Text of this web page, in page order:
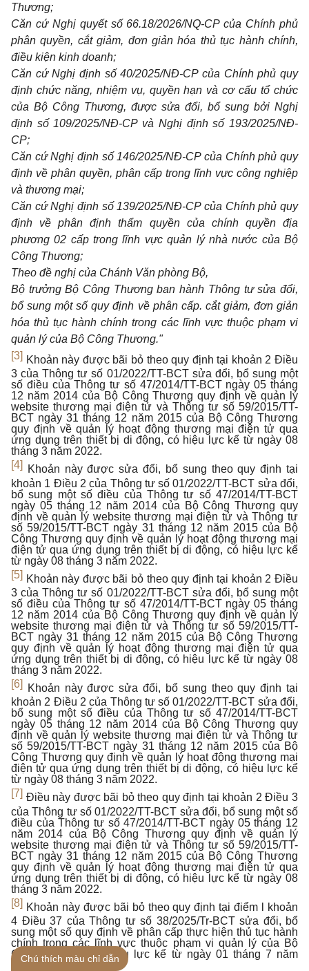
Thương;
Căn cứ Nghị quyết số 66.18/2026/NQ-CP của Chính phủ
phân quyền, cắt giảm, đơn giản hóa thủ tục hành chính,
điều kiện kinh doanh;
Căn cứ Nghị định số 40/2025/NĐ-CP của Chính phủ quy
định chức năng, nhiệm vụ, quyền hạn và cơ cấu tổ chức
của Bộ Công Thương, được sửa đổi, bổ sung bởi Nghị
định số 109/2025/NĐ-CP và Nghị định số 193/2025/NĐ-
CP;
Căn cứ Nghị định số 146/2025/NĐ-CP của Chính phủ quy
định về phân quyền, phân cấp trong lĩnh vực công nghiệp
và thương mại;
Căn cứ Nghị định số 139/2025/NĐ-CP của Chính phủ quy
định về phân định thẩm quyền của chính quyền địa
phương 02 cấp trong lĩnh vực quản lý nhà nước của Bộ
Công Thương;
Theo đề nghị của Chánh Văn phòng Bộ,
Bộ trưởng Bộ Công Thương ban hành Thông tư sửa đổi,
bổ sung một số quy định về phân cấp. cắt giảm, đơn giản
hóa thủ tục hành chính trong các lĩnh vực thuộc phạm vi
quản lý của Bộ Công Thương."
[3] Khoản này được bãi bỏ theo quy định tại khoản 2 Điều
3 của Thông tư số 01/2022/TT-BCT sửa đổi, bổ sung một
số điều của Thông tư số 47/2014/TT-BCT ngày 05 tháng
12 năm 2014 của Bộ Công Thương quy định về quản lý
website thương mại điện tử và Thông tư số 59/2015/TT-
BCT ngày 31 tháng 12 năm 2015 của Bộ Công Thương
quy định về quản lý hoạt động thương mại điện tử qua
ứng dụng trên thiết bị di động, có hiệu lực kể từ ngày 08
tháng 3 năm 2022.
[4]
Khoản này được sửa đổi, bổ sung theo quy định tại
khoản 1 Điều 2 của Thông tư số 01/2022/TT-BCT sửa đổi,
bổ sung một số điều của Thông tư số 47/2014/TT-BCT
ngày 05 tháng 12 năm 2014 của Bộ Công Thương quy
định về quản lý website thương mại điện tử và Thông tư
số 59/2015/TT-BCT ngày 31 tháng 12 năm 2015 của Bộ
Công Thương quy định về quản lý hoạt động thương mại
điện tử qua ứng dụng trên thiết bị di động, có hiệu lực kể
từ ngày 08 tháng 3 năm 2022.
[5] Khoản này được bãi bỏ theo quy định tại khoản 2 Điều
3 của Thông tư số 01/2022/TT-BCT sửa đổi, bổ sung một
số điều của Thông tư số 47/2014/TT-BCT ngày 05 tháng
12 năm 2014 của Bộ Công Thương quy định về quản lý
website thương mại điện tử và Thông tư số 59/2015/TT-
BCT ngày 31 tháng 12 năm 2015 của Bộ Công Thương
quy định về quản lý hoạt động thương mại điện tử qua
ứng dụng trên thiết bị di động, có hiệu lực kể từ ngày 08
tháng 3 năm 2022.
[6]
Khoản này được sửa đổi, bổ sung theo quy định tại
khoản 2 Điều 2 của Thông tư số 01/2022/TT-BCT sửa đổi,
bổ sung một số điều của Thông tư số 47/2014/TT-BCT
ngày 05 tháng 12 năm 2014 của Bộ Công Thương quy
định về quản lý website thương mại điện tử và Thông tư
số 59/2015/TT-BCT ngày 31 tháng 12 năm 2015 của Bộ
Công Thương quy định về quản lý hoạt động thương mại
điện tử qua ứng dụng trên thiết bị di động, có hiệu lực kể
từ ngày 08 tháng 3 năm 2022.
[7] Điều này được bãi bỏ theo quy định tại khoản 2 Điều 3
của Thông tư số 01/2022/TT-BCT sửa đổi, bổ sung một số
điều của Thông tư số 47/2014/TT-BCT ngày 05 tháng 12
năm 2014 của Bộ Công Thương quy định về quản lý
website thương mại điện tử và Thông tư số 59/2015/TT-
BCT ngày 31 tháng 12 năm 2015 của Bộ Công Thương
quy định về quản lý hoạt động thương mại điện tử qua
ứng dụng trên thiết bị di động, có hiệu lực kể từ ngày 08
tháng 3 năm 2022.
[8] Khoản này được bãi bỏ theo quy định tại điểm l khoản
4 Điều 37 của Thông tư số 38/2025/Tr-BCT sửa đổi, bổ
sung một số quy định về phân cấp thực hiện thủ tục hành
chính trong các lĩnh vực thuộc phạm vi quản lý của Bộ
Công Thương, có hiệu lực kể từ ngày 01 tháng 7 năm
2025.
Chú thích màu chỉ dẫn